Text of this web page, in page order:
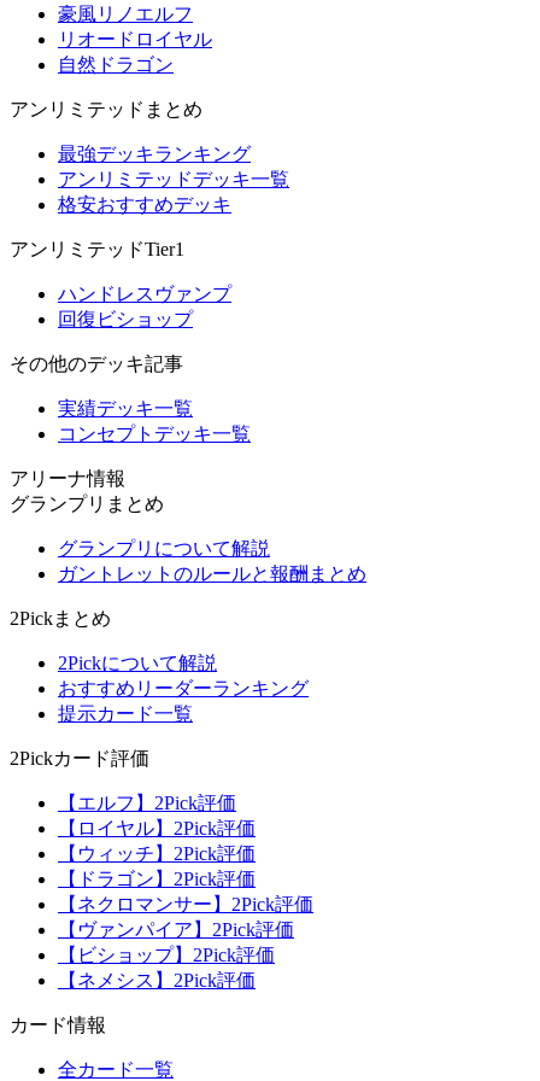
豪風リノエルフ
リオードロイヤル
自然ドラゴン
アンリミテッドまとめ
最強デッキランキング
アンリミテッドデッキ一覧
格安おすすめデッキ
アンリミテッドTier1
ハンドレスヴァンプ
回復ビショップ
その他のデッキ記事
実績デッキ一覧
コンセプトデッキ一覧
アリーナ情報
グランプリまとめ
グランプリについて解説
ガントレットのルールと報酬まとめ
2Pickまとめ
2Pickについて解説
おすすめリーダーランキング
提示カード一覧
2Pickカード評価
【エルフ】2Pick評価
【ロイヤル】2Pick評価
【ウィッチ】2Pick評価
【ドラゴン】2Pick評価
【ネクロマンサー】2Pick評価
【ヴァンパイア】2Pick評価
【ビショップ】2Pick評価
【ネメシス】2Pick評価
カード情報
全カード一覧